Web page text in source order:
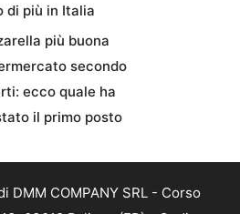
di più in Italia
più buona
secondo
ecco quale ha
il primo posto
DMM COMPANY SRL - Corso